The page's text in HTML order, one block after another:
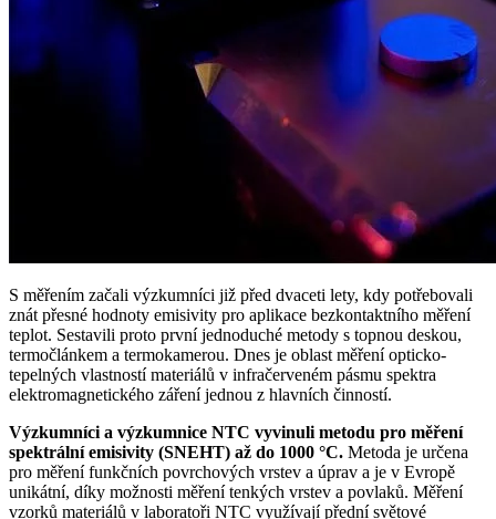
S měřením začali výzkumníci již před dvaceti lety, kdy potřebovali
znát přesné hodnoty emisivity pro aplikace bezkontaktního měření
teplot. Sestavili proto první jednoduché metody s topnou deskou,
termočlánkem a termokamerou. Dnes je oblast měření opticko-
tepelných vlastností materiálů v infračerveném pásmu spektra
elektromagnetického záření jednou z hlavních činností.
Výzkumníci a výzkumnice NTC vyvinuli metodu pro měření
spektrální emisivity (SNEHT) až do 1000 °C. Metoda je určena
pro měření funkčních povrchových vrstev a úprav a je v Evropě
unikátní, díky možnosti měření tenkých vrstev a povlaků. Měření
vzorků materiálů v laboratoři NTC využívají přední světové